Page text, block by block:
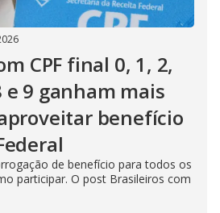
CPF final 0, 1, 2,
e 9 ganham mais
benefício
de benefício para todos os
participar. O post Brasileiros com